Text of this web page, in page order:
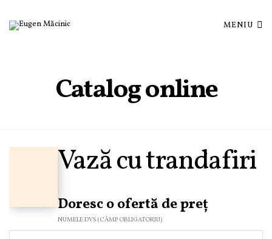
MENIU
Catalog online
Vază cu trandafiri
Doresc o ofertă de preț
NUMELE DVS (CÂMP OBLIGATORIU)